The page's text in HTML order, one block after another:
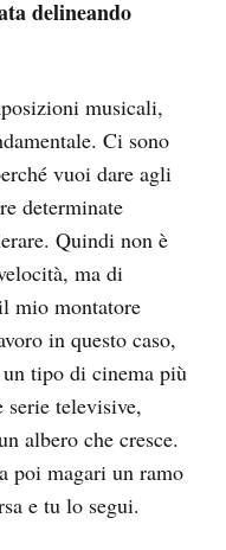
delineando
musicali,
Ci sono
vuoi dare agli
determinate
Quindi non è
ma di
mio montatore
in questo caso,
tipo di cinema più
televisive,
albero che cresce.
poi magari un ramo
e tu lo segui.